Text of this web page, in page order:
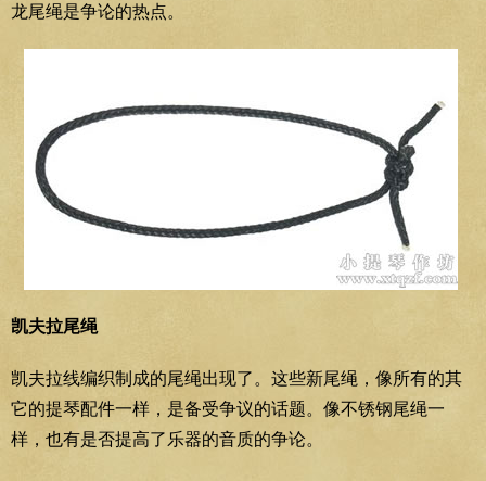
龙尾绳是争论的热点。
凯夫拉尾绳
凯夫拉线编织制成的尾绳出现了。这些新尾绳，像所有的其
它的提琴配件一样，是备受争议的话题。像不锈钢尾绳一
样，也有是否提高了乐器的音质的争论。